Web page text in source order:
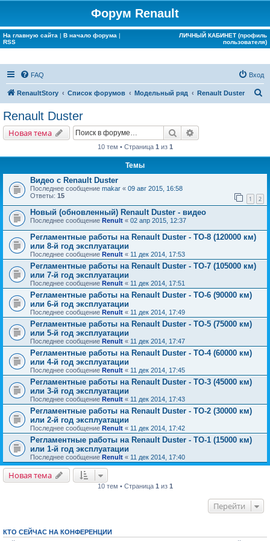
Форум Renault
На главную сайта | В начало форума |
RSS
ЛИЧНЫЙ КАБИНЕТ (профиль
пользователя)
FAQ Вход
RenaultStory Список форумов Модельный ряд Renault Duster
Renault Duster
Новая тема Поиск
10 тем • Страница 1 из 1
Темы
Видео с Renault Duster
Последнее сообщение makar « 09 авг 2015, 16:58
Ответы: 15 1 2
Новый (обновленный) Renault Duster - видео
Последнее сообщение Renult « 02 апр 2015, 12:37
Регламентные работы на Renault Duster - ТО-8 (120000 км)
или 8-й год эксплуатации
Последнее сообщение Renult « 11 дек 2014, 17:53
Регламентные работы на Renault Duster - ТО-7 (105000 км)
или 7-й год эксплуатации
Последнее сообщение Renult « 11 дек 2014, 17:51
Регламентные работы на Renault Duster - ТО-6 (90000 км)
или 6-й год эксплуатации
Последнее сообщение Renult « 11 дек 2014, 17:49
Регламентные работы на Renault Duster - ТО-5 (75000 км)
или 5-й год эксплуатации
Последнее сообщение Renult « 11 дек 2014, 17:47
Регламентные работы на Renault Duster - ТО-4 (60000 км)
или 4-й год эксплуатации
Последнее сообщение Renult « 11 дек 2014, 17:45
Регламентные работы на Renault Duster - ТО-3 (45000 км)
или 3-й год эксплуатации
Последнее сообщение Renult « 11 дек 2014, 17:43
Регламентные работы на Renault Duster - ТО-2 (30000 км)
или 2-й год эксплуатации
Последнее сообщение Renult « 11 дек 2014, 17:42
Регламентные работы на Renault Duster - ТО-1 (15000 км)
или 1-й год эксплуатации
Последнее сообщение Renult « 11 дек 2014, 17:40
Новая тема
10 тем • Страница 1 из 1
Перейти
КТО СЕЙЧАС НА КОНФЕРЕНЦИИ